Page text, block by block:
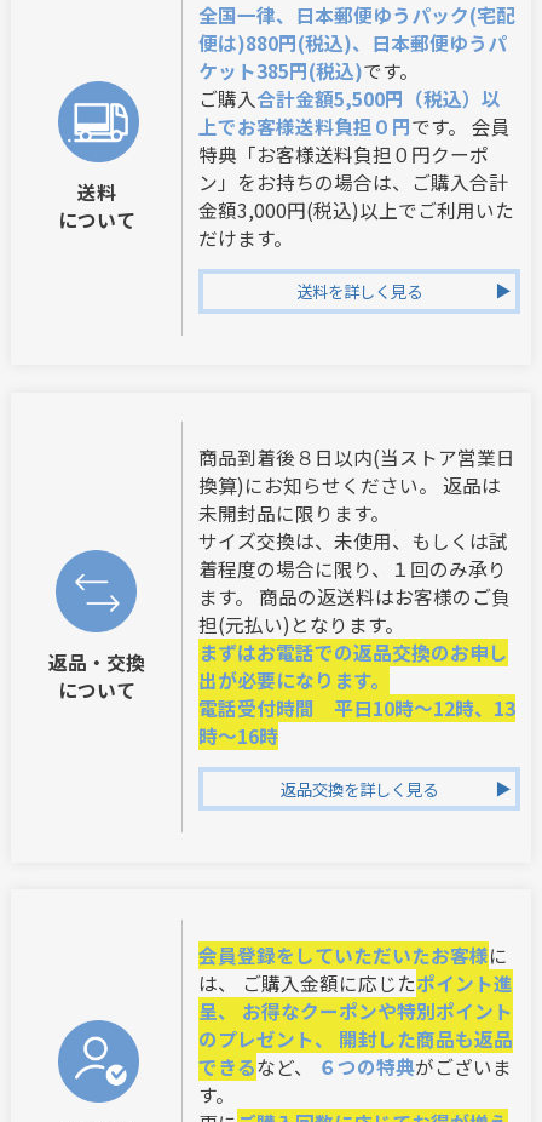
送料
について
全国一律、日本郵便ゆうパック(宅配
便は)880円(税込)、日本郵便ゆうパ
ケット385円(税込)です。
ご購入合計金額5,500円（税込）以
上でお客様送料負担０円です。 会員
特典「お客様送料負担０円クーポ
ン」をお持ちの場合は、ご購入合計
金額3,000円(税込)以上でご利用いた
だけます。
送料を詳しく見る
返品・交換
について
商品到着後８日以内(当ストア営業日
換算)にお知らせください。 返品は
未開封品に限ります。
サイズ交換は、未使用、もしくは試
着程度の場合に限り、１回のみ承り
ます。 商品の返送料はお客様のご負
担(元払い)となります。
まずはお電話での返品交換のお申し
出が必要になります。
電話受付時間 平日10時～12時、13
時～16時
返品交換を詳しく見る
会員登録をしていただいたお客様に
は、 ご購入金額に応じたポイント進
呈、 お得なクーポンや特別ポイント
のプレゼント、 開封した商品も返品
できるなど、 ６つの特典がございま
す。